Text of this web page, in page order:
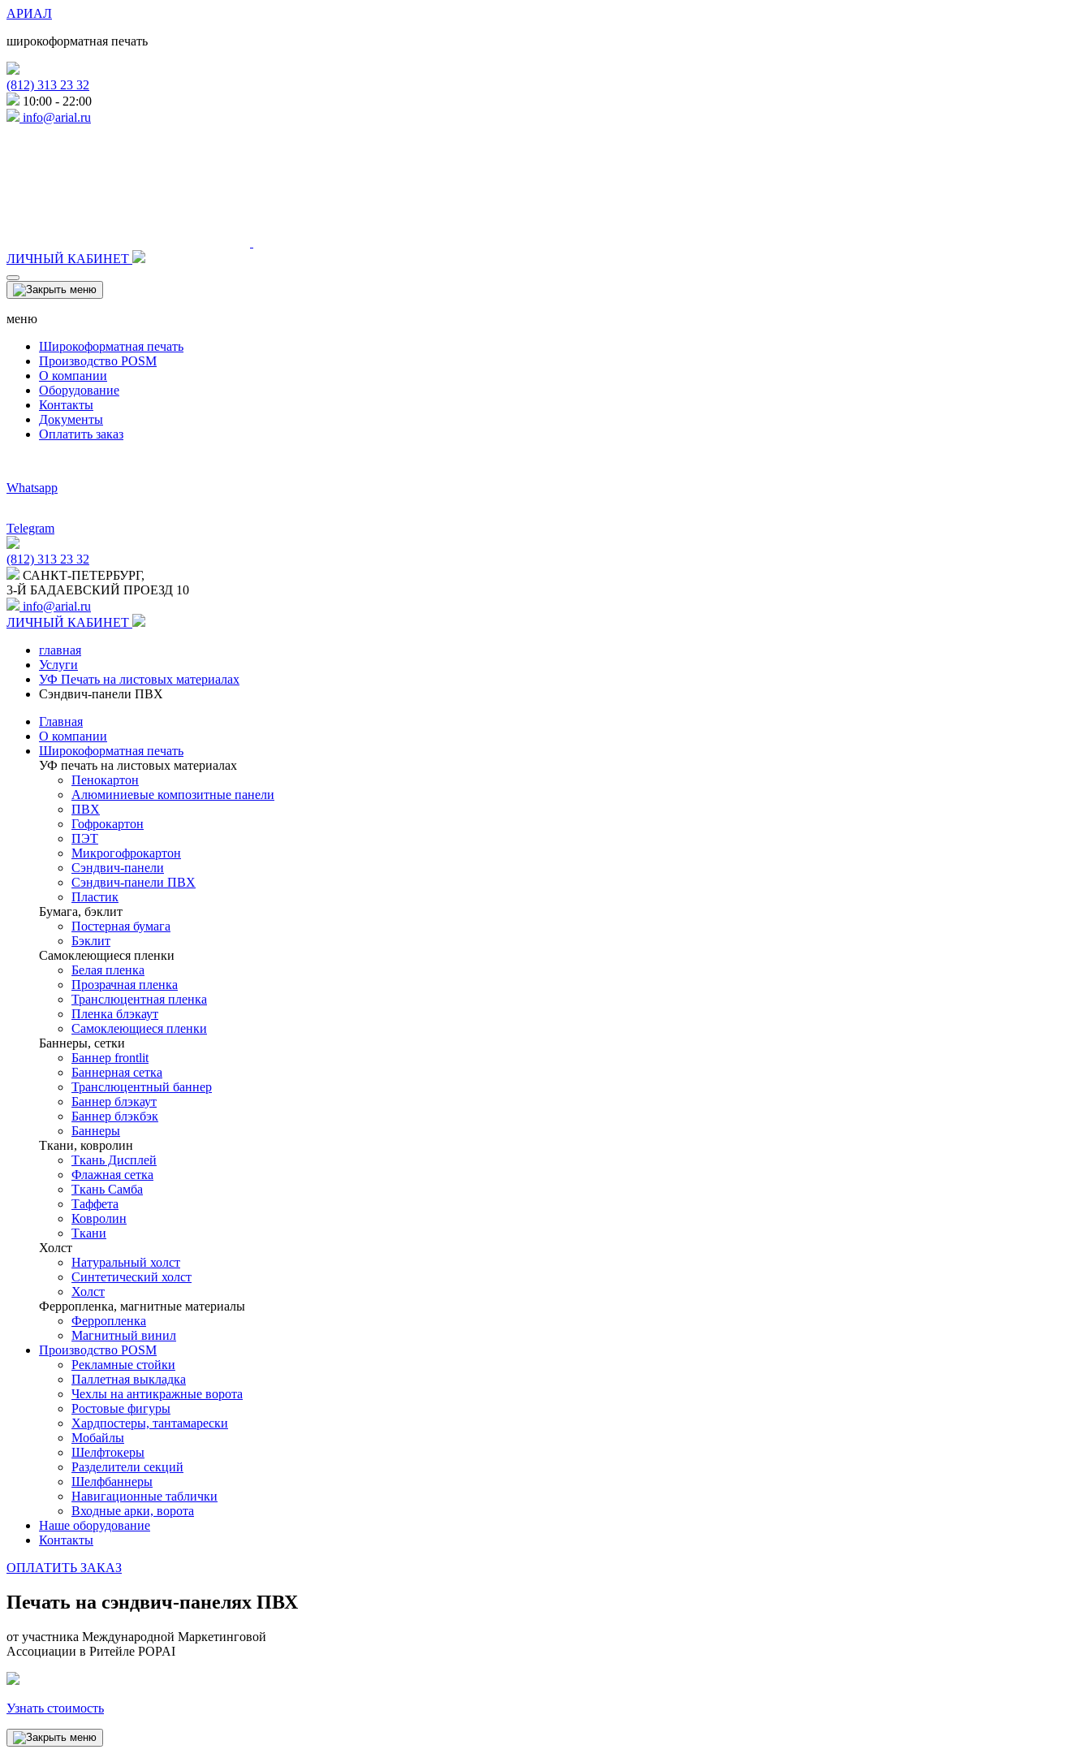
АРИАЛ
широкоформатная печать
(812) 313 23 32
10:00 - 22:00
info@arial.ru
ЛИЧНЫЙ КАБИНЕТ
меню
Широкоформатная печать
Производство POSM
О компании
Оборудование
Контакты
Документы
Оплатить заказ
Whatsapp
Telegram
(812) 313 23 32
САНКТ-ПЕТЕРБУРГ,
3-Й БАДАЕВСКИЙ ПРОЕЗД 10
info@arial.ru
ЛИЧНЫЙ КАБИНЕТ
главная
Услуги
УФ Печать на листовых материалах
Сэндвич-панели ПВХ
Главная
О компании
Широкоформатная печать
УФ печать на листовых материалах
Пенокартон
Алюминиевые композитные панели
ПВХ
Гофрокартон
ПЭТ
Микрогофрокартон
Сэндвич-панели
Сэндвич-панели ПВХ
Пластик
Бумага, бэклит
Постерная бумага
Бэклит
Самоклеющиеся пленки
Белая пленка
Прозрачная пленка
Транслюцентная пленка
Пленка блэкаут
Самоклеющиеся пленки
Баннеры, сетки
Баннер frontlit
Баннерная сетка
Транслюцентный баннер
Баннер блэкаут
Баннер блэкбэк
Баннеры
Ткани, ковролин
Ткань Дисплей
Флажная сетка
Ткань Самба
Таффета
Ковролин
Ткани
Холст
Натуральный холст
Синтетический холст
Холст
Ферропленка, магнитные материалы
Ферропленка
Магнитный винил
Производство POSM
Рекламные стойки
Паллетная выкладка
Чехлы на антикражные ворота
Ростовые фигуры
Хардпостеры, тантамарески
Мобайлы
Шелфтокеры
Разделители секций
Шелфбаннеры
Навигационные таблички
Входные арки, ворота
Наше оборудование
Контакты
ОПЛАТИТЬ ЗАКАЗ
Печать на сэндвич-панелях ПВХ
от участника Международной Маркетинговой
Ассоциации в Ритейле POPAI
Узнать стоимость